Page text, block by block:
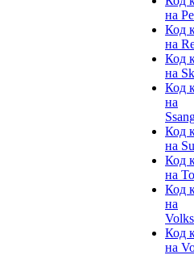
на
Код
на
Код
на
Код
на
Код
на
Код
на
Код
на
Код
на